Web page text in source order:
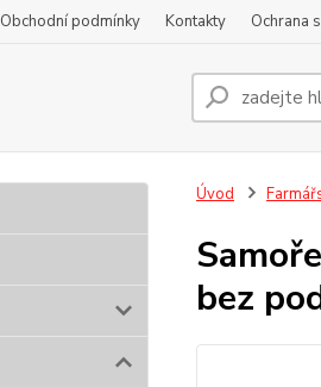
Obchodní podmínky Kontakty Ochrana
Úvod
bez